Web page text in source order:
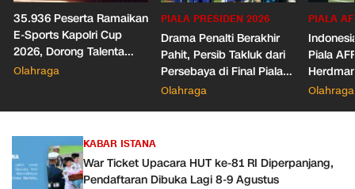
35.936 Peserta Ramaikan
E-Sports Kapolri Cup
2026, Dorong Talenta
Digital dan Keamanan
Olahraga
PIALA PRESIDEN 2026
Drama Penalti Berakhir
Pahit, Persib Takluk dari
Persebaya di Final Piala
Presiden 2026
Olahraga
PIALA
Piala
Wasit
Olahraga
KABAR ISTANA
War Ticket Upacara HUT ke-81 RI Diperpanjang,
Pendaftaran Dibuka Lagi 8-9 Agustus